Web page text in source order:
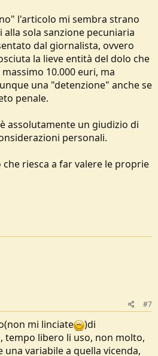
l'articolo mi sembra strano
sola sanzione pecuniaria
dal giornalista, ovvero
la lieve entità del dolo che
10.000 euri, ma
una "detenzione" anche se
penale.
assolutamente un giudizio di
personali.
riesca a far valere le proprie
#7
mi linciate
)di
tempo libero li uso, non molto,
una variabile a quella vicenda,